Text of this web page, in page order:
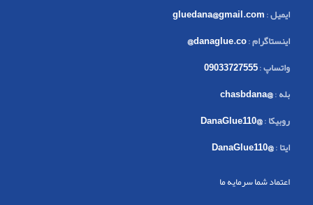
ایمیل:
gluedana@gmail.com
اینستاگرام:
danaglue.co@
واتساپ:
09033727555
بله:
@chasbdana
روبیکا:
@DanaGlue110
ایتا:
@DanaGlue110
اعتماد شما سرمایه ما